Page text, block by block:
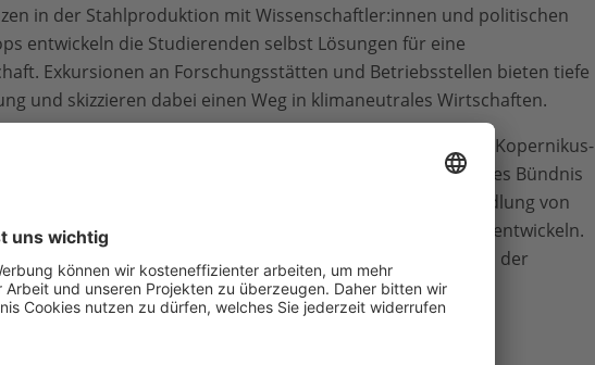
in der Stahlproduktion mit Wissenschaftler:innen und politischen
entwickeln die Studierenden selbst Lösungen für eine
Exkursionen an Forschungsstätten und Betriebsstellen bieten tiefe
und skizzieren dabei einen Weg in klimaneutrales Wirtschaften.
Jahr bereits zum dritten Mal statt. Sie ist Bestandteil des Kopernikus-
für Bildung und Forschung gefördert wird. Ein breites Bündnis
und NGOs treibt dabei das Ziel voran, die Umwandlung von
wie etwa Wasserstoff oder e-Fuels zu weiterzuentwickeln.
Projekt gibt es
hier.Eine Übersicht über das Programm der
finden Interessiertehier.